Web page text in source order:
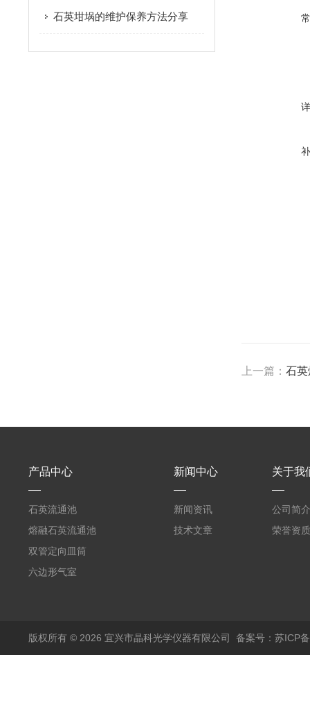
石英坩埚的维护保养方法分享
上一篇：石
产品中心
石英流通池
熔融石英流通池
双管定向皿筒
六边形气室
新闻中心
新闻资讯
技术文章
关于我
公司简介
荣誉资质
版权所有 © 2026 宜兴市晶科光学仪器有限公司 备案号：苏ICP